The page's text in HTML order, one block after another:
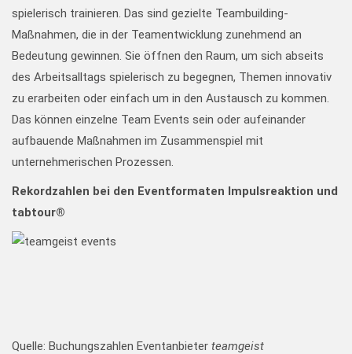
spielerisch trainieren. Das sind gezielte Teambuilding-
Maßnahmen, die in der Teamentwicklung zunehmend an
Bedeutung gewinnen. Sie öffnen den Raum, um sich abseits
des Arbeitsalltags spielerisch zu begegnen, Themen innovativ
zu erarbeiten oder einfach um in den Austausch zu kommen.
Das können einzelne Team Events sein oder aufeinander
aufbauende Maßnahmen im Zusammenspiel mit
unternehmerischen Prozessen.
Rekordzahlen bei den Eventformaten Impulsreaktion und
tabtour®
Quelle: Buchungszahlen Eventanbieter teamgeist